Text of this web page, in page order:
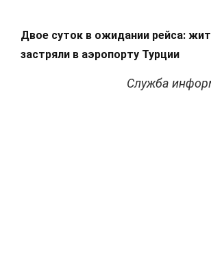
Двое суток в ожидании рейса:
застряли в аэропорту Турции
Служба